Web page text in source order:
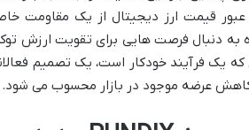
قیمت ارز دیجیتال از یک مقاومت
به دنبال فرصت هایی برای تقویت ارزش
یک فرآیند خودکار است، یک تصمیم
کاهش عرضه موجود در بازار محسوب می شود.